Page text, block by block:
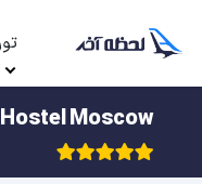
Moscow